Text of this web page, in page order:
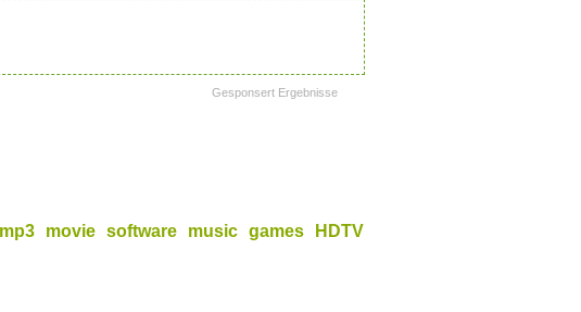
Gesponsert Ergebnisse
mp3 movie software music games HDTV